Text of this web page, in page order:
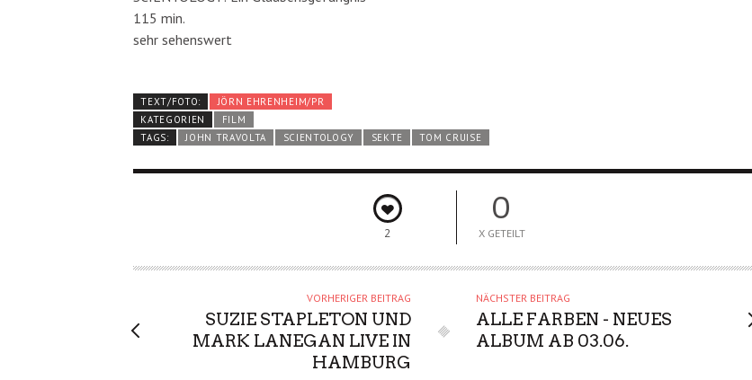
115 min.
sehr sehenswert
TEXT/FOTO:
JÖRN EHRENHEIM/PR
KATEGORIEN
FILM
TAGS:
JOHN TRAVOLTA SCIENTOLOGY SEKTE TOM CRUISE
2
0
X GETEILT
VORHERIGER BEITRAG
SUZIE STAPLETON UND
MARK LANEGAN LIVE IN
HAMBURG
NÄCHSTER BEITRAG
ALLE FARBEN - NEUES
ALBUM AB 03.06.